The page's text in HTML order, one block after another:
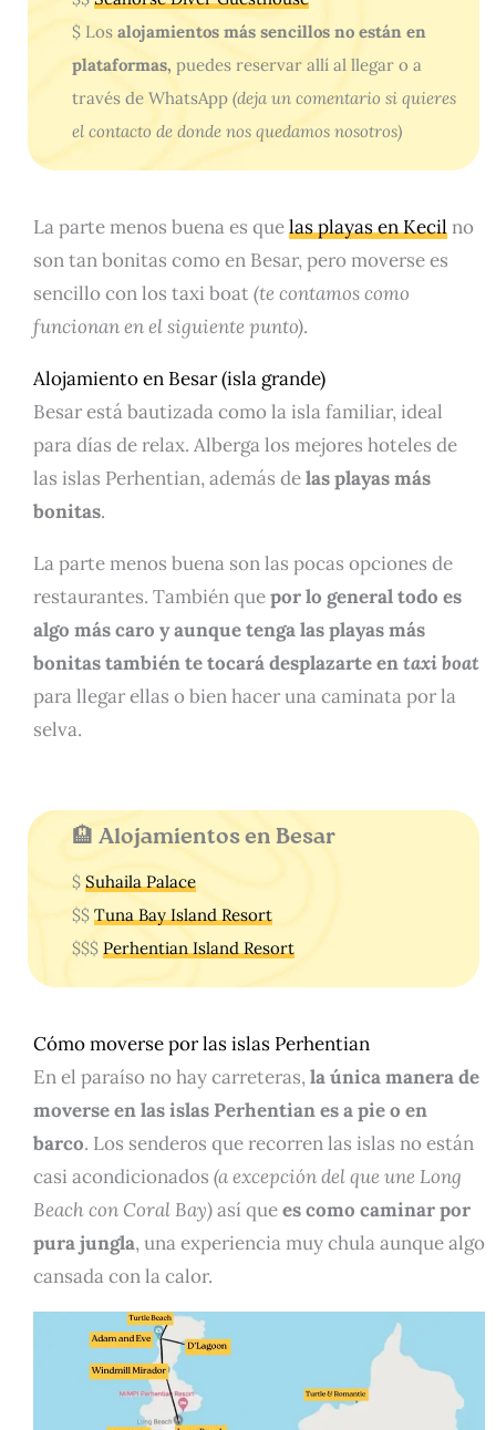
$ Los alojamientos más sencillos no están en
plataformas, puedes reservar allí al llegar o a
través de WhatsApp (deja un comentario si quieres
el contacto de donde nos quedamos nosotros)
La parte menos buena es quelas playas en Kecil no
son tan bonitas como en Besar, pero moverse es
sencillo con los taxi boat(te contamos como
funcionan en el siguiente punto).
Alojamiento en Besar (isla grande)
Besar está bautizada como la isla familiar, ideal
para días de relax. Alberga los mejores hoteles de
las islas Perhentian, además delas playas más
bonitas.
La parte menos buena son las pocas opciones de
restaurantes. También quepor lo general todo es
algo más caro y aunque tenga las playas más
bonitas también te tocará desplazarte entaxi boat
para llegar ellas o bien hacer una caminata por la
selva.
🏨 Alojamientos en Besar
$ Suhaila Palace
$$ Tuna Bay Island Resort
$$$ Perhentian Island Resort
Cómo moverse por las islas Perhentian
En el paraíso no hay carreteras,la única manera de
moverse en las islas Perhentian es a pie o en
barco. Los senderos que recorren las islas no están
casi acondicionados (a excepción del que une Long
Beach con Coral Bay)así quees como caminar por
pura jungla, una experiencia muy chula aunque algo
cansada con la calor.